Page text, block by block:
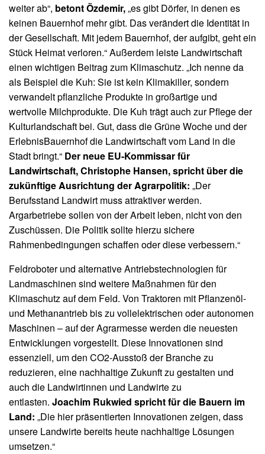
weiter ab“, betont Özdemir,„es gibt Dörfer, in denen es
keinen Bauernhof mehr gibt. Das verändert die Identität in
der Gesellschaft. Mit jedem Bauernhof, der aufgibt, geht ein
Stück Heimat verloren.“ Außerdem leiste Landwirtschaft
einen wichtigen Beitrag zum Klimaschutz. „Ich nenne da
als Beispiel die Kuh: Sie ist kein Klimakiller, sondern
verwandelt pflanzliche Produkte in großartige und
wertvolle Milchprodukte. Die Kuh trägt auch zur Pflege der
Kulturlandschaft bei. Gut, dass die Grüne Woche und der
ErlebnisBauernhof die Landwirtschaft vom Land in die
Stadt bringt.“ Der neue EU-Kommissar für
Landwirtschaft, Christophe Hansen, spricht über die
zukünftige Ausrichtung der Agrarpolitik: „Der
Berufsstand Landwirt muss attraktiver werden.
Argarbetriebe sollen von der Arbeit leben, nicht von den
Zuschüssen. Die Politik sollte hierzu sichere
Rahmenbedingungen schaffen oder diese verbessern.“
Feldroboter und alternative Antriebstechnologien für
Landmaschinen sind weitere Maßnahmen für den
Klimaschutz auf dem Feld. Von Traktoren mit Pflanzenöl-
und Methanantrieb bis zu vollelektrischen oder autonomen
Maschinen – auf der Agrarmesse werden die neuesten
Entwicklungen vorgestellt. Diese Innovationen sind
essenziell, um den CO2-Ausstoß der Branche zu
reduzieren, eine nachhaltige Zukunft zu gestalten und
auch die Landwirtinnen und Landwirte zu
entlasten. Joachim Rukwied spricht für die Bauern im
Land: „Die hier präsentierten Innovationen zeigen, dass
unsere Landwirte bereits heute nachhaltige Lösungen
umsetzen.“